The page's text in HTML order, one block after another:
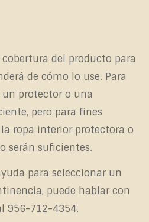
del producto para
de cómo lo use. Para
un protector o una
pero para fines
la ropa interior protectora o
serán suficientes.
para seleccionar un
puede hablar con
956-712-4354.